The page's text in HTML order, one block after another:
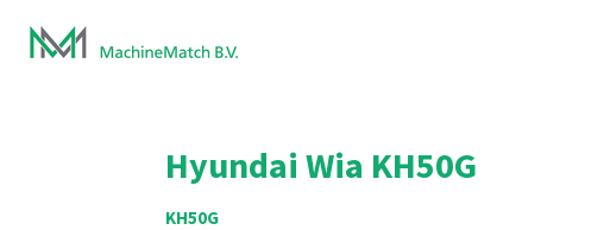
Ga
direct
Hyundai Wia KH50G
KH50G